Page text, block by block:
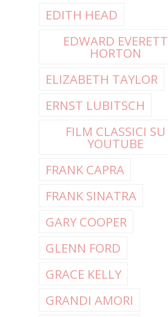
EDITH HEAD
EDWARD EVERETT
HORTON
ELIZABETH TAYLOR
ERNST LUBITSCH
FILM CLASSICI SU
YOUTUBE
FRANK CAPRA
FRANK SINATRA
GARY COOPER
GLENN FORD
GRACE KELLY
GRANDI AMORI